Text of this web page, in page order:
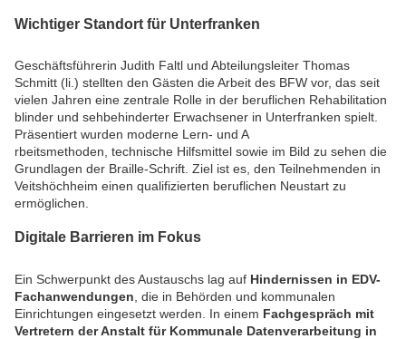
Wichtiger Standort für Unterfranken
Geschäftsführerin Judith Faltl und Abteilungsleiter Thomas
Schmitt (li.) stellten den Gästen die Arbeit des BFW vor, das seit
vielen Jahren eine zentrale Rolle in der beruflichen Rehabilitation
blinder und sehbehinderter Erwachsener in Unterfranken spielt.
Präsentiert wurden moderne Lern- und A
rbeitsmethoden, technische Hilfsmittel sowie im Bild zu sehen die
Grundlagen der Braille-Schrift. Ziel ist es, den Teilnehmenden in
Veitshöchheim einen qualifizierten beruflichen Neustart zu
ermöglichen.
Digitale Barrieren im Fokus
Ein Schwerpunkt des Austauschs lag auf Hindernissen in EDV-
Fachanwendungen , die in Behörden und kommunalen
Einrichtungen eingesetzt werden. In einem Fachgespräch mit
Vertretern der Anstalt für Kommunale Datenverarbeitung in